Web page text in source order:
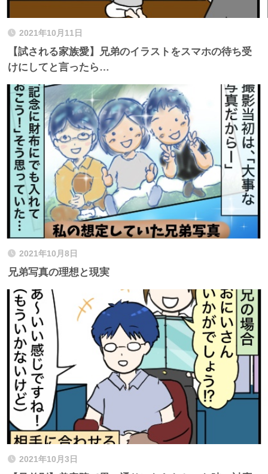
2021年10月11日
【試される家族愛】兄弟のイラストをスマホの待ち受
けにしてと言ったら…
2021年10月8日
兄弟写真の理想と現実
2021年10月3日